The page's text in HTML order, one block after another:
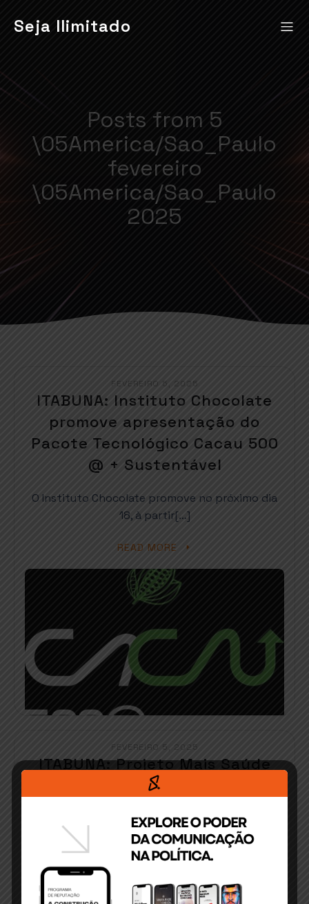
Seja Ilimitado
Posts from 5
\05America/Sao_Paulo
fevereiro
\05America/Sao_Paulo
2025
FEVEREIRO 5, 2025
ITABUNA: Instituto Chocolate
promove apresentação do
Pacote Tecnológico Cacau 500
@ + Sustentável
O Instituto Chocolate promove no próximo dia
18, à partir[…]
READ MORE
FEVEREIRO 5, 2025
ITABUNA: Projeto Mais Saúde
traz esporte para Vila Zara
Com mais de dez anos de fundação, o projeto
Mais[…]